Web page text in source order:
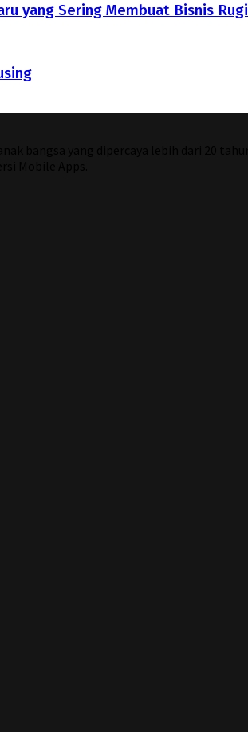
yang Sering Membuat Bisnis Rugi